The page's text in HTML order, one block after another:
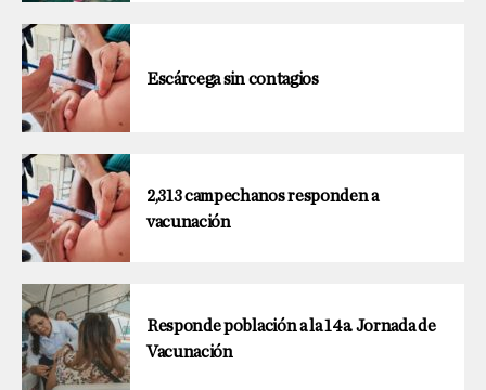
Escárcega sin contagios
2,313 campechanos responden a
vacunación
Responde población a la 14a. Jornada de
Vacunación